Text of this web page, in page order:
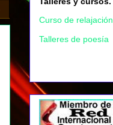
Curso de relajación
Talleres de poesía